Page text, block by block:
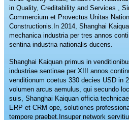
in Quality, Creditability and Services ,
Commercium et Provectus Unitas
Constructionis.In 2014, Shanghai
mechanica industria per tres annos
sentina industria nationalis ducens.
Shanghai Kaiquan primus in
industriae sentinae per XIII annos
venditionum coetus 330 decies USD in
volumen arcus aemulus, qui secundo
suis, Shanghai Kaiquan officia
ERP et CRM ope, solutiones
tempore praebet.Insuper network